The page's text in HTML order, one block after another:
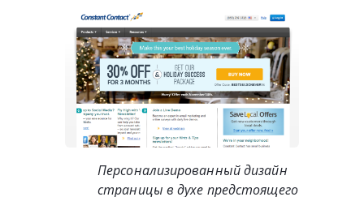
Персонализированный дизайн
страницы в духе предстоящего